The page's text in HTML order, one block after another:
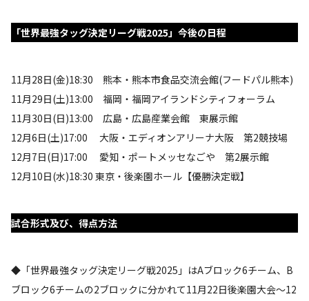
「世界最強タッグ決定リーグ戦2025」今後の日程
11月28日(金)18:30 熊本・熊本市食品交流会館(フードパル熊本)
11月29日(土)13:00 福岡・福岡アイランドシティフォーラム
11月30日(日)13:00 広島・広島産業会館 東展示館
12月6日(土)17:00 大阪・エディオンアリーナ大阪 第2競技場
12月7日(日)17:00 愛知・ポートメッセなごや 第2展示館
12月10日(水)18:30 東京・後楽園ホール【優勝決定戦】
試合形式及び、得点方法
◆「世界最強タッグ決定リーグ戦2025」はAブロック6チーム、B
ブロック6チームの2ブロックに分かれて11月22日後楽園大会～12